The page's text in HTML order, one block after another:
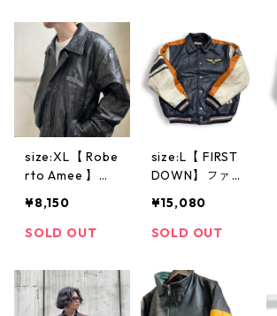
ードタイプ 黒
古着 古着屋 高
円寺 ビンテー
ジ
テージ
size:XL【 Robe
rto Amee 】レ
ブルゾンタイプ
黒 古着 古着屋
¥8,150
SOLD OUT
size:L【 FIRST
DOWN】ファー
ザージャケット
高円寺 古着 古
ジ
¥15,080
SOLD OUT